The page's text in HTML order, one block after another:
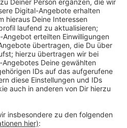
Zeit seiner Laufbahn
Spiel gegen Leverkusen
und die fantastischen
Erinnerung bleiben.
im Kader hat die
Fejzullahu besetzt.
2016 bis 2018 Alemanne
und Saarbrücken
bezeichnet seine Zeit in
Karriere.